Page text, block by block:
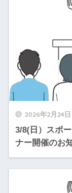
2026年2月24日
3/8(日）スポ
ナー開催のお